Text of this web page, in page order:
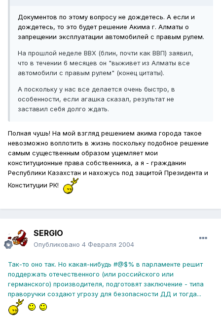
Документов по этому вопросу не дождетесь. А если и
дождетесь, то это будет решение Акима г. Алматы о
запрещении эксплуатации автомобилей с правым рулем.
На прошлой неделе ВВХ (блин, почти как ВВП) заявил,
что в течении 6 месяцев он "выживет из Алматы все
автомобили с правым рулем" (конец цитаты).
А поскольку у нас все делается очень быстро, в
особенности, если агашка сказал, результат не
заставил себя долго ждать.
Полная чушь! На мой взгляд решением акима города такое
невозможно воплотить в жизнь поскольку подобное решение
самым существенным образом ущемляет мои
конституционные права собственника, а я - гражданин
Республики Казахстан и нахожусь под защитой Президента и
Конституции РК!
SERGIO
Опубликовано 4 Февраля 2004
Так-то оно так. Но какая-нибудь #@$% в парламенте решит
поддержать отечественного (или российского или
германского) производителя, подготовят заключение - типа
праворучки создают угрозу для безопасности ДД и тогда...